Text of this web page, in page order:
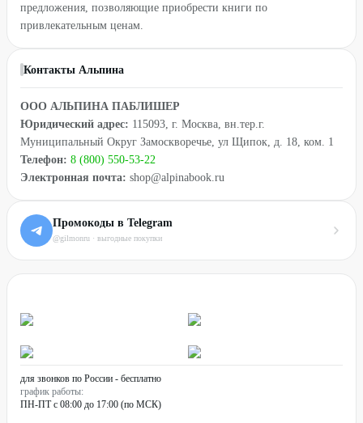
предложения, позволяющие приобрести книги по
привлекательным ценам.
Контакты Альпина
ООО АЛЬПИНА ПАБЛИШЕР
Юридический адрес: 115093, г. Москва, вн.тер.г.
Муниципальный Округ Замоскворечье, ул Щипок, д. 18, ком. 1
Телефон: 8 (800) 550-53-22
Электронная почта: shop@alpinabook.ru
Промокоды в Telegram
@gilmonru · выгодные покупки
для звонков по России - бесплатно
график работы:
ПН-ПТ с 08:00 до 17:00 (по МСК)